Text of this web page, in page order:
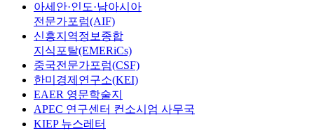
아세안·인도·남아시아
전문가포럼(AIF)
신흥지역정보종합
지식포탈(EMERiCs)
중국전문가포럼(CSF)
한미경제연구소(KEI)
EAER 영문학술지
APEC 연구센터 컨소시엄 사무국
KIEP 뉴스레터